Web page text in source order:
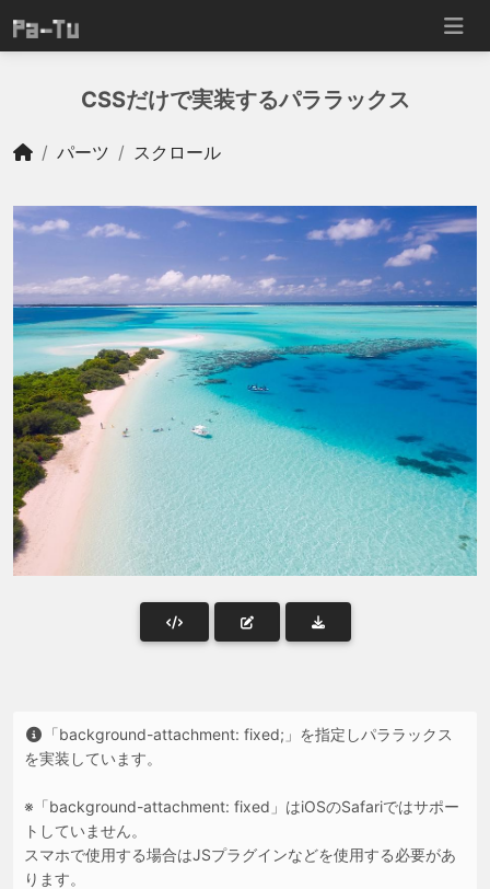
CSSだけで実装するパララックス
パーツ スクロール
「background-attachment: fixed;」を指定しパララックス
を実装しています。
※「background-attachment: fixed」はiOSのSafariではサポー
トしていません。
スマホで使用する場合はJSプラグインなどを使用する必要があ
ります。